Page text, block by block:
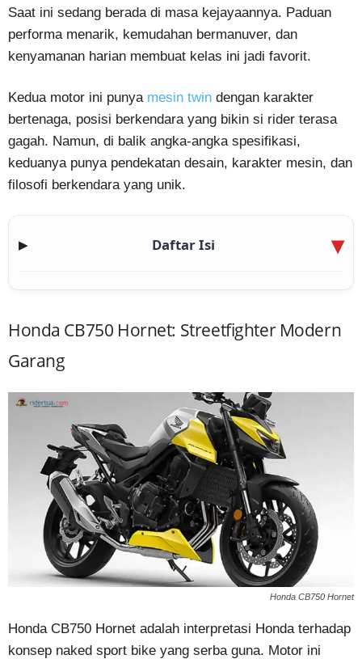
Saat ini sedang berada di masa kejayaannya. Paduan
performa menarik, kemudahan bermanuver, dan
kenyamanan harian membuat kelas ini jadi favorit.
Kedua motor ini punya mesin twin dengan karakter
bertenaga, posisi berkendara yang bikin si rider terasa
gagah. Namun, di balik angka-angka spesifikasi,
keduanya punya pendekatan desain, karakter mesin, dan
filosofi berkendara yang unik.
▶ Daftar Isi
Honda CB750 Hornet: Streetfighter Modern
Garang
Honda CB750 Hornet
Honda CB750 Hornet adalah interpretasi Honda terhadap
konsep naked sport bike yang serba guna. Motor ini